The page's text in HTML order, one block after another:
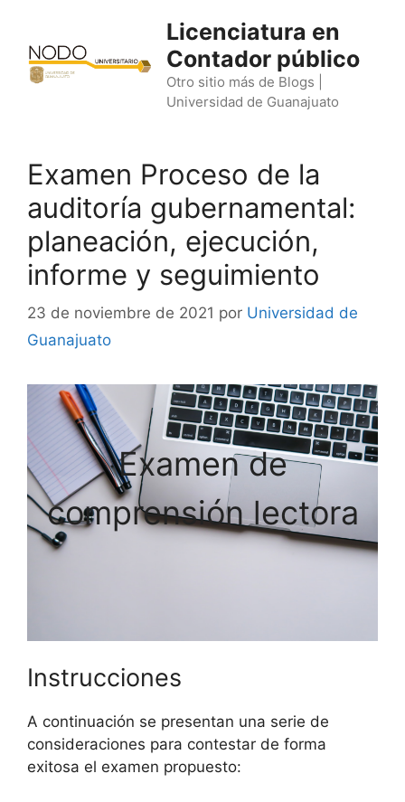
contenido
Licenciatura en
Contador público
Otro sitio más de Blogs |
Universidad de Guanajuato
Examen Proceso de la
auditoría gubernamental:
planeación, ejecución,
informe y seguimiento
23 de noviembre de 2021 por Universidad de
Guanajuato
Examen de
comprensión lectora
Instrucciones
A continuación se presentan una serie de
consideraciones para contestar de forma
exitosa el examen propuesto: